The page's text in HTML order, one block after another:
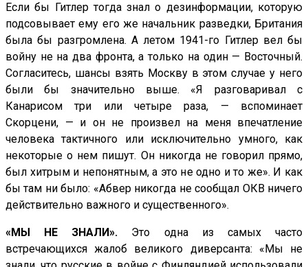
Если бы Гитлер тогда знал о дезинформации, которую
подсовывает ему его же начальник разведки, Британия
была бы разгромлена. А летом 1941-го Гитлер вел бы
войну не на два фронта, а только на один — Восточный.
Согласитесь, шансы взять Москву в этом случае у него
были бы значительно выше. «Я разговаривал с
Канарисом три или четыре раза, — вспоминает
Скорцени, — и он не произвел на меня впечатление
человека тактичного или исключительно умного, как
некоторые о нем пишут. Он никогда не говорил прямо,
был хитрым и непонятным, а это не одно и то же». И как
бы там ни было: «Абвер никогда не сообщал ОКВ ничего
действительно важного и существенного».
«МЫ НЕ ЗНАЛИ». Это одна из самых часто
встречающихся жалоб великого диверсанта: «Мы не